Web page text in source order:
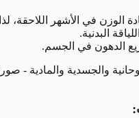
الوزن في الأشهر اللاحقة،
البدنية.
الدهون في الجسم.